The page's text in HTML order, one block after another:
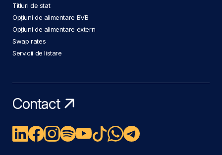
Titluri de stat
Opțiuni de alimentare BVB
Opțiuni de alimentare extern
Swap rates
Servicii de listare
Contact